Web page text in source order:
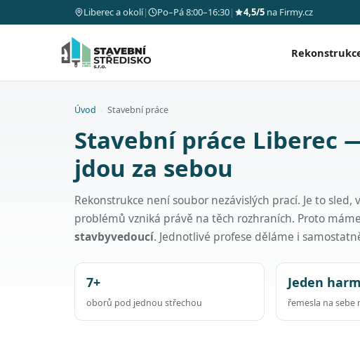
Liberec a okolí| Po–Pá 8:00–16:30| 4,5/5 na Firmy.cz
Úvod Stavební práce
Stavební práce Liberec
jdou za sebou
Rekonstrukce není soubor nezávislých prací. Je to
problémů vzniká právě na těch rozhraních. Proto
stavbyvedoucí. Jednotlivé profese děláme i
7+
oborů pod jednou střechou
Jeden
řemesla na sebe